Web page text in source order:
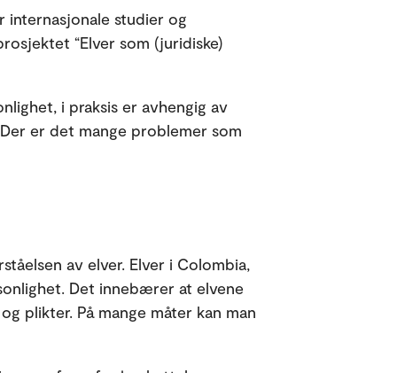
studier og
“Elver som (juridiske)
i praksis er avhengig av
er det mange problemer som
av elver. Elver i Colombia,
Det innebærer at elvene
plikter. På mange måter kan man